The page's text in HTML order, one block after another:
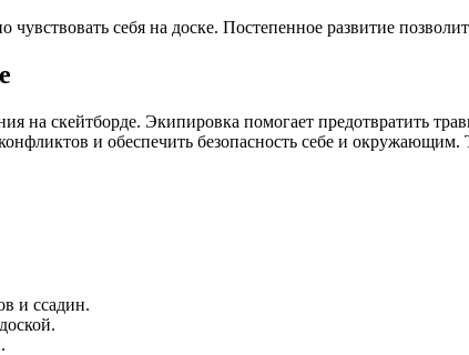
себя на доске. Постепенное развитие
на скейтборде. Экипировка помогает предотвратить
и обеспечить безопасность себе и
и ссадин.